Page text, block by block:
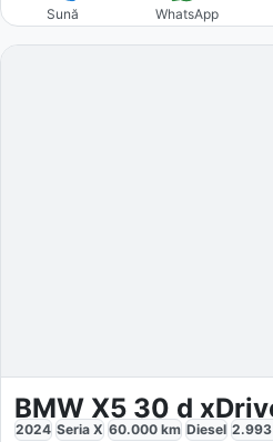
Sună WhatsApp
BMW X5 30 d
2024 Seria X 60.000 km Diesel 2.993